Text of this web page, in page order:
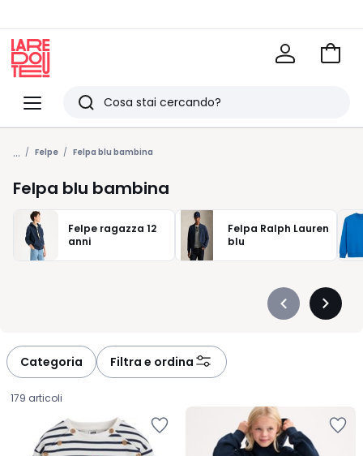
Menu
Redoute
Ricerca
Ultimi
articoli
visti
Vai
... Felpe Felpa blu bambina
Felpa blu bambina
Felpe ragazza 12
anni
Felpa Ralph Lauren
blu
Précédent
Categoria Filtra e ordina
179 articoli